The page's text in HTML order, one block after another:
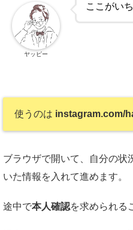
ここがい
ヤッピー
使うのは instagram.com/
ブラウザで開いて、自分の状
いた情報を入れて進めます。
途中で本人確認を求められる